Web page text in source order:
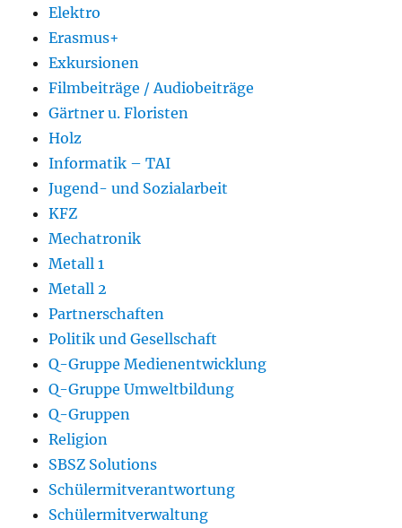
Elektro
Erasmus+
Exkursionen
Filmbeiträge / Audiobeiträge
Gärtner u. Floristen
Holz
Informatik – TAI
Jugend- und Sozialarbeit
KFZ
Mechatronik
Metall 1
Metall 2
Partnerschaften
Politik und Gesellschaft
Q-Gruppe Medienentwicklung
Q-Gruppe Umweltbildung
Q-Gruppen
Religion
SBSZ Solutions
Schülermitverantwortung
Schülermitverwaltung